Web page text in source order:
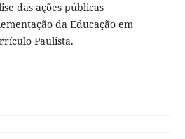
das ações públicas
da Educação em
Paulista.